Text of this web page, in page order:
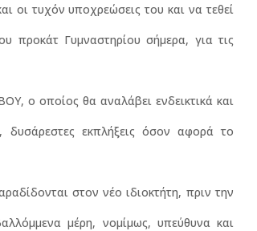
οι τυχόν υποχρεώσεις του και να τεθεί
προκάτ Γυμναστηρίου σήμερα, για τις
ο οποίος θα αναλάβει ενδεικτικά και
εκπλήξεις όσον αφορά το
στον νέο ιδιοκτήτη, πριν την
μέρη, νομίμως, υπεύθυνα και